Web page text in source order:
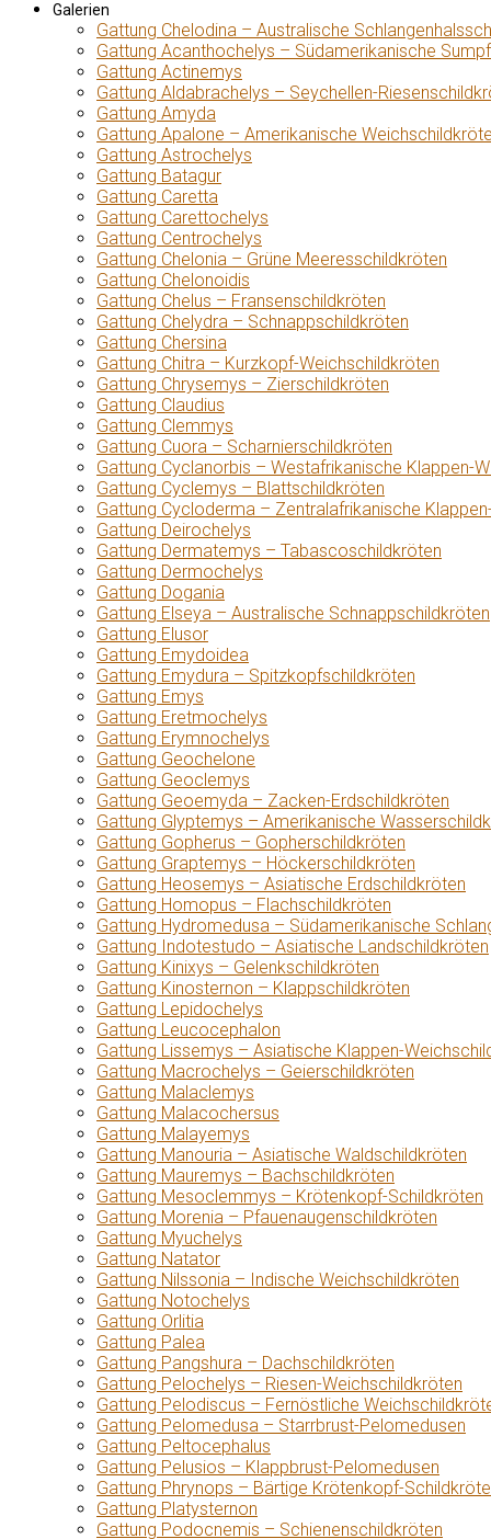
Galerien
Gattung Chelodina – Australische
Gattung Acanthochelys – Südamerikanische
Gattung Actinemys
Gattung Aldabrachelys – Seychellen-
Gattung Amyda
Gattung Apalone – Amerikanische
Gattung Astrochelys
Gattung Batagur
Gattung Caretta
Gattung Carettochelys
Gattung Centrochelys
Gattung Chelonia – Grüne Meeresschildkröten
Gattung Chelonoidis
Gattung Chelus – Fransenschildkröten
Gattung Chelydra – Schnappschildkröten
Gattung Chersina
Gattung Chitra – Kurzkopf-Weichschildkröten
Gattung Chrysemys – Zierschildkröten
Gattung Claudius
Gattung Clemmys
Gattung Cuora – Scharnierschildkröten
Gattung Cyclanorbis – Westafrikanische Klappen-
Gattung Cyclemys – Blattschildkröten
Gattung Cycloderma – Zentralafrikanische
Gattung Deirochelys
Gattung Dermatemys – Tabascoschildkröten
Gattung Dermochelys
Gattung Dogania
Gattung Elseya – Australische Schnappschildkröten
Gattung Elusor
Gattung Emydoidea
Gattung Emydura – Spitzkopfschildkröten
Gattung Emys
Gattung Eretmochelys
Gattung Erymnochelys
Gattung Geochelone
Gattung Geoclemys
Gattung Geoemyda – Zacken-Erdschildkröten
Gattung Glyptemys – Amerikanische
Gattung Gopherus – Gopherschildkröten
Gattung Graptemys – Höckerschildkröten
Gattung Heosemys – Asiatische Erdschildkröten
Gattung Homopus – Flachschildkröten
Gattung Hydromedusa – Südamerikanische
Gattung Indotestudo – Asiatische Landschildkröten
Gattung Kinixys – Gelenkschildkröten
Gattung Kinosternon – Klappschildkröten
Gattung Lepidochelys
Gattung Leucocephalon
Gattung Lissemys – Asiatische Klappen-
Gattung Macrochelys – Geierschildkröten
Gattung Malaclemys
Gattung Malacochersus
Gattung Malayemys
Gattung Manouria – Asiatische Waldschildkröten
Gattung Mauremys – Bachschildkröten
Gattung Mesoclemmys – Krötenkopf-Schildkröten
Gattung Morenia – Pfauenaugenschildkröten
Gattung Myuchelys
Gattung Natator
Gattung Nilssonia – Indische Weichschildkröten
Gattung Notochelys
Gattung Orlitia
Gattung Palea
Gattung Pangshura – Dachschildkröten
Gattung Pelochelys – Riesen-Weichschildkröten
Gattung Pelodiscus – Fernöstliche
Gattung Pelomedusa – Starrbrust-Pelomedusen
Gattung Peltocephalus
Gattung Pelusios – Klappbrust-Pelomedusen
Gattung Phrynops – Bärtige Krötenkopf-
Gattung Platysternon
Gattung Podocnemis – Schienenschildkröten